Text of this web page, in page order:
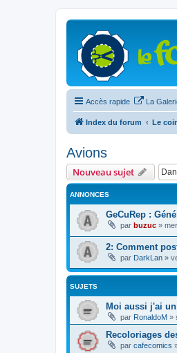
Accès rapide La
Index du forum Le
Avions
Nouveau sujet
ANNONCES
GeCuRep :
par buzuc »
2: Comment
par DarkLan »
SUJETS
Moi aussi j'ai
par RonaldoM »
Recoloriages
par cafecomics